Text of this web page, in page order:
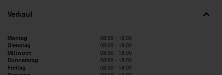
Verkauf
Montag 08:00 - 18:00
Dienstag 08:00 - 18:00
Mittwoch 08:00 - 18:00
Donnerstag 08:00 - 18:00
Freitag 08:00 - 18:00